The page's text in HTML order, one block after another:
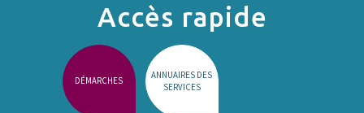
Accès rapide
DÉMARCHES
ANNUAIRES DES
SERVICES